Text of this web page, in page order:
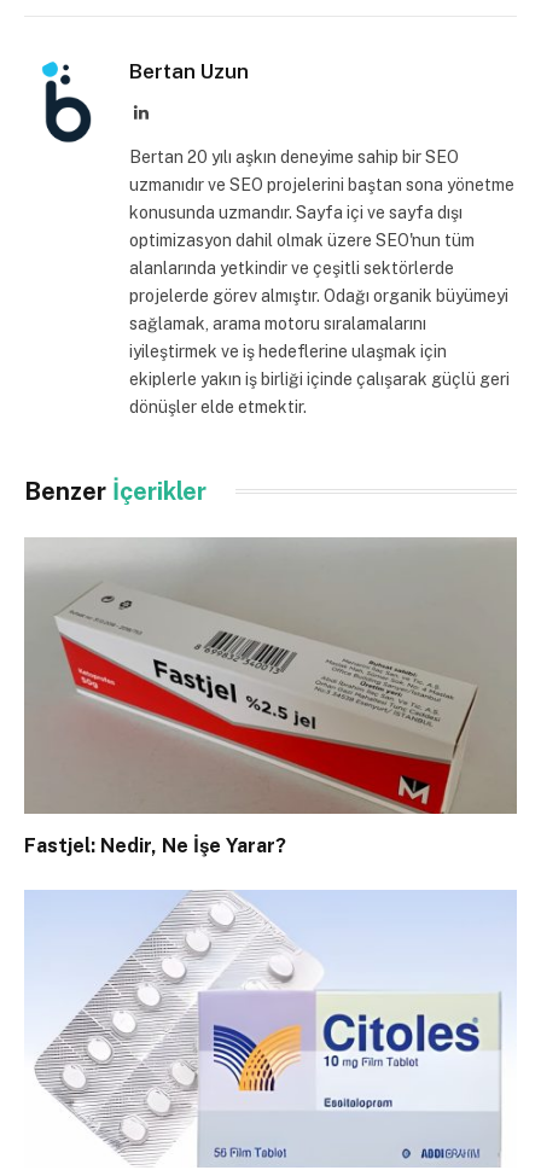
Bertan Uzun
LinkedIn
Bertan 20 yılı aşkın deneyime sahip bir SEO
uzmanıdır ve SEO projelerini baştan sona yönetme
konusunda uzmandır. Sayfa içi ve sayfa dışı
optimizasyon dahil olmak üzere SEO'nun tüm
alanlarında yetkindir ve çeşitli sektörlerde
projelerde görev almıştır. Odağı organik büyümeyi
sağlamak, arama motoru sıralamalarını
iyileştirmek ve iş hedeflerine ulaşmak için
ekiplerle yakın iş birliği içinde çalışarak güçlü geri
dönüşler elde etmektir.
Benzer İçerikler
Fastjel: Nedir, Ne İşe Yarar?